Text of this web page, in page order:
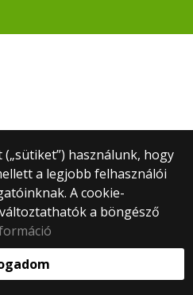
(„sütiket”) használunk, hogy
a legjobb felhasználói
A cookie-
a böngésző